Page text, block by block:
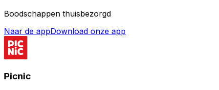
Boodschappen thuisbezorgd
Naar de appDownload onze app
Picnic